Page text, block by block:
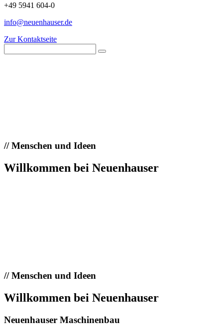
+49 5941 604-0
info@neuenhauser.de
Zur Kontaktseite
//Menschen und Ideen
Willkommen bei Neuenhauser
//Menschen und Ideen
Willkommen bei Neuenhauser
Neuenhauser Maschinenbau